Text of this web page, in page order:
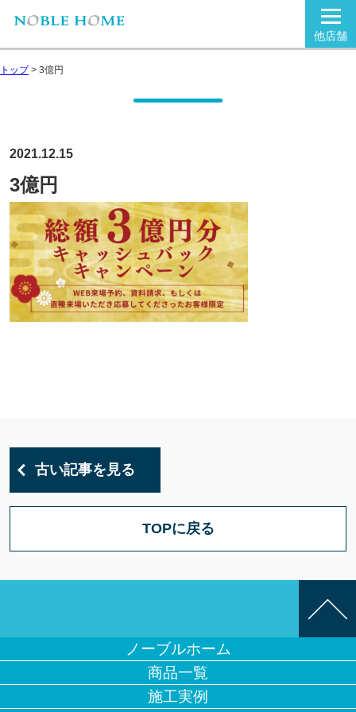
他店舗
トップ> 3億円
2021.12.15
3億円
古い記事を見る
TOPに戻る
ノーブルホーム
商品一覧
施工実例